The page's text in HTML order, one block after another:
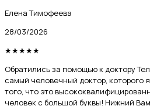
Елена Тимофеева
28/03/2026
★★★★★
Обратились за помощью к доктору
самый человечный доктор, которого
того, что это
человек с большой буквы! Нижний